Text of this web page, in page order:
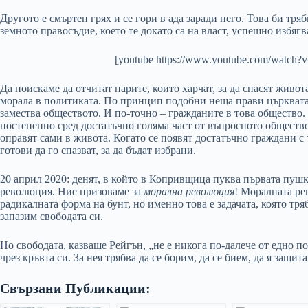
Другото е смъртен грях и се гори в ада заради него. Това би
земното правосъдие, което те докато са на власт, успешно
[youtube https://www.youtube.com/
Да поискаме да отчитат парите, които харчат, за да спасят
морала в политиката. По принцип подобни неща прави
замества обществото. И по-точно – гражданите в това
постепенно сред достатъчно голяма част от въпросното
оправят сами в живота. Когато се появят достатъчно граждани
готови да го спазват, за да бъдат избрани.
20 април 2020: денят, в който в Копривщица пуква първата
революция. Ние призоваме за морална революция! Моралната
радикалната форма на бунт, но именно това е задачата, която
запазим свободата си.
Но свободата, казваше Рейгън, „не е никога по-далече от едно
чрез кръвта си. За нея трябва да се борим, да се бием, да я
Свързани Публикации: